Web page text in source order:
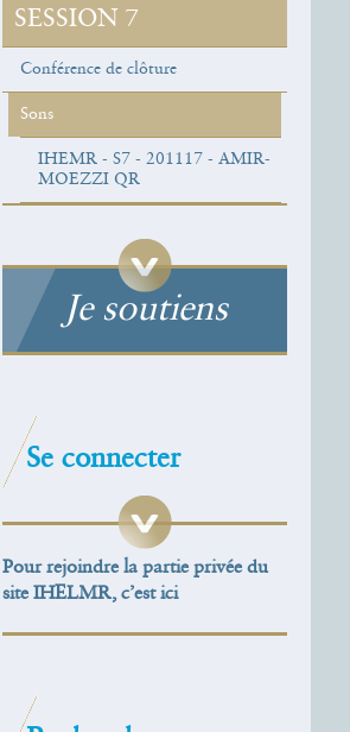
SESSION 7
Conférence de clôture
Sons
IHEMR - S7 - 201117 - AMIR-
MOEZZI QR
Je soutiens
Se connecter
Pour rejoindre la partie privée du
site IHELMR, c’est ici